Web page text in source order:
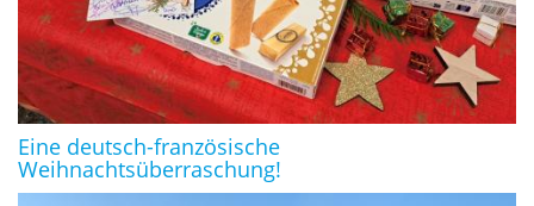
Eine deutsch-französische
Weihnachtsüberraschung!